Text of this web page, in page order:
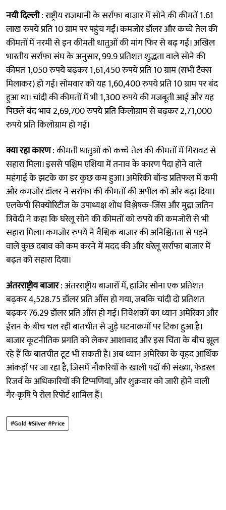
नयी दिल्ली: राष्ट्रीय राजधानी के सर्राफा बाजार में सोने की कीमतें 1.61
लाख रुपये प्रति 10 ग्राम पर पहुंच गईं। कमजोर डॉलर और कच्चे तेल की
कीमतों में नरमी से इन कीमती धातुओं की मांग फिर से बढ़ गई। अखिल
भारतीय सर्राफा संघ के अनुसार, 99.9 प्रतिशत शुद्धता वाले सोने की
कीमत 1,050 रुपये बढ़कर 1,61,450 रुपये प्रति 10 ग्राम (सभी टैक्स
मिलाकर) हो गई। सोमवार को यह 1,60,400 रुपये प्रति 10 ग्राम पर बंद
हुआ था। चांदी की कीमतों में भी 1,300 रुपये की मजबूती आई और यह
पिछले बंद भाव 2,69,700 रुपये प्रति किलोग्राम से बढ़कर 2,71,000
रुपये प्रति किलोग्राम हो गई।
क्या रहा कारण: कीमती धातुओं को कच्चे तेल की कीमतों में गिरावट से
सहारा मिला। इससे पश्चिम एशिया में तनाव के कारण पैदा होने वाले
महंगाई के झटके का डर कुछ कम हुआ। अमेरिकी बॉन्ड प्रतिफल में कमी
और कमजोर डॉलर ने सर्राफा की कीमतों की अपील को और बढ़ा दिया।
एलकेपी सिक्योरिटीज के उपाध्यक्ष शोध विश्लेषक-जिंस और मुद्रा जतिन
त्रिवेदी ने कहा कि घरेलू सोने की कीमतों को रुपये की कमजोरी से भी
सहारा मिला। कमजोर रुपये ने वैश्विक बाजार की अनिश्चितता से पड़ने
वाले कुछ दबाव को कम करने में मदद की और घरेलू सर्राफा बाजार में
बढ़त को सहारा दिया।
अंतरराष्ट्रीय बाजार: अंतरराष्ट्रीय बाजारों में, हाजिर सोना एक प्रतिशत
बढ़कर 4,528.75 डॉलर प्रति औंस हो गया, जबकि चांदी दो प्रतिशत
बढ़कर 76.29 डॉलर प्रति औंस हो गई। निवेशकों का ध्यान अमेरिका और
ईरान के बीच चल रही बातचीत से जुड़े घटनाक्रमों पर टिका हुआ है।
बाजार कूटनीतिक प्रगति को लेकर आशावाद और इस चिंता के बीच झूल
रहे हैं कि बातचीत टूट भी सकती है। अब ध्यान अमेरिका के वृहद आर्थिक
आंकड़ों पर जा रहा है, जिसमें नौकरियों के खाली पदों की संख्या, फेडरल
रिजर्व के अधिकारियों की टिप्पणियां, और शुक्रवार को जारी होने वाली
गैर-कृषि पे रोल रिपोर्ट शामिल हैं।
#Gold #Silver #Price